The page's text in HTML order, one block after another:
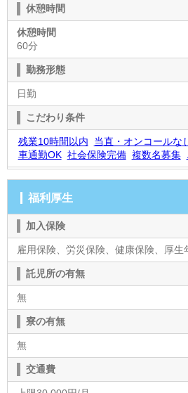
休憩時間
休憩時間
60分
勤務形態
日勤
こだわり条件
残業10時間以内 当直・オンコールな
車通勤OK 社会保険完備 複数名募集
福利厚生
加入保険
雇用保険、労災保険、健康保険、厚生
託児所の有無
無
寮の有無
無
交通費